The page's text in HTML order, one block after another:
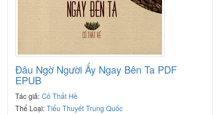
Đâu Ngờ Người Ấy Ngay Bên Ta PDF
EPUB
Tác giả: Cố Thất Hề
Thể Loại: Tiểu Thuyết Trung Quốc